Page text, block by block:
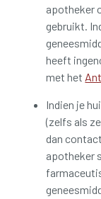
apotheker
gebruikt.
heeft
met het
Indien je
(zelfs als
dan
apotheker